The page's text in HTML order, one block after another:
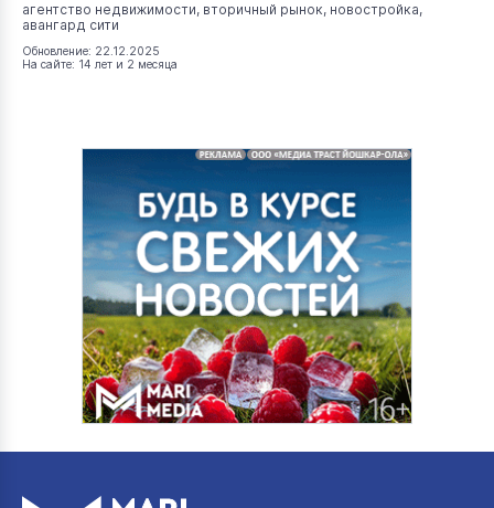
агентство недвижимости, вторичный рынок, новостройка,
авангард сити
Обновление: 22.12.2025
На сайте: 14 лет и 2 месяца